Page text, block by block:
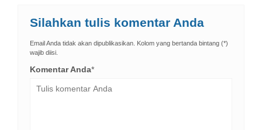
Silahkan tulis komentar Anda
Email Anda tidak akan dipublikasikan. Kolom yang bertanda bintang (*)
wajib diisi.
Komentar Anda*